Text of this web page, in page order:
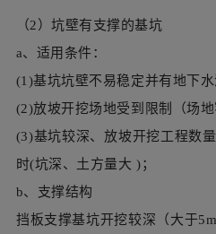
时(坑深、土方量大 )；
b、支撑结构
挡板支撑基坑开挖较深（大于
下水影响或放坡受到限制时。
喷射混凝土及锚杆支护1）当
大，只能垂直或大坡度开挖，
的情况下，可用喷射混凝土或
加固基坑坑壁，逐层开挖，逐